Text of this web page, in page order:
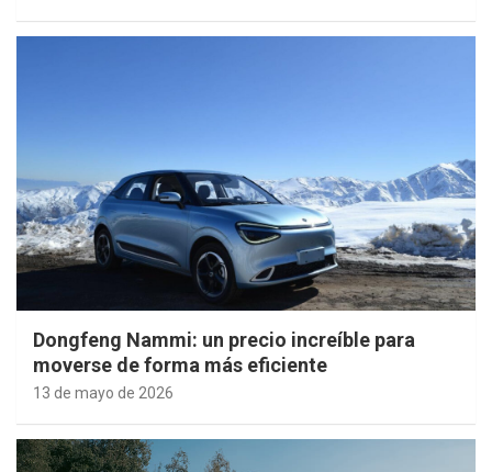
Dongfeng Nammi: un precio increíble para
moverse de forma más eficiente
13 de mayo de 2026